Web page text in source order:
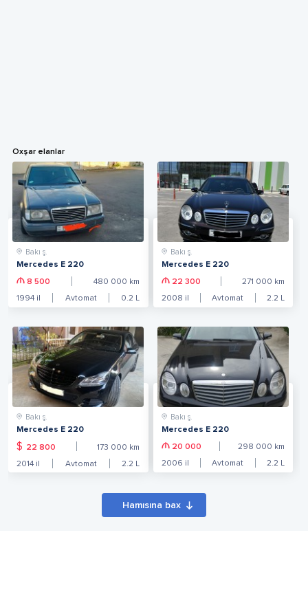
Oxşar elanlar
Bakı ş.
Mercedes E 220
8 500 480 000 km
1994 il Avtomat 0.2 L
Bakı ş.
Mercedes E 220
22 300 271 000 km
2008 il Avtomat 2.2 L
Bakı ş.
Mercedes E 220
$ 22 800 173 000 km
2014 il Avtomat 2.2 L
Bakı ş.
Mercedes E 220
20 000 298 000 km
2006 il Avtomat 2.2 L
Hamısına bax